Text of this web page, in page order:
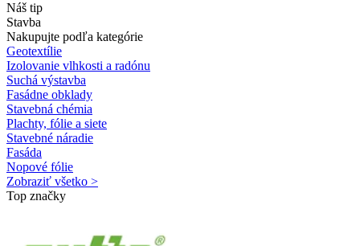
Náš tip
Stavba
Nakupujte podľa kategórie
Geotextílie
Izolovanie vlhkosti a radónu
Suchá výstavba
Fasádne obklady
Stavebná chémia
Plachty, fólie a siete
Stavebné náradie
Fasáda
Nopové fólie
Zobraziť všetko >
Top značky